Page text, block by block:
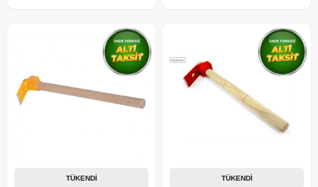
TÜKENDI TÜKENDI